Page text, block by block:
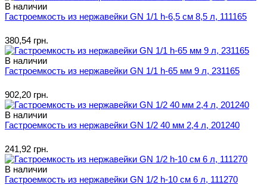
В наличии
Гастроемкость из нержавейки GN 1/1 h-6,5 см 8,5 л, 111165
380,54 грн.
В наличии
Гастроемкость из нержавейки GN 1/1 h-65 мм 9 л, 231165
902,20 грн.
В наличии
Гастроемкость из нержавейки GN 1/2 40 мм 2,4 л, 201240
241,92 грн.
В наличии
Гастроемкость из нержавейки GN 1/2 h-10 см 6 л, 111270